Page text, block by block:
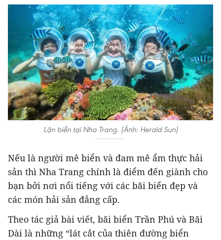
Lặn biển tại Nha Trang. (Ảnh: Herald Sun)
Nếu là người mê biển và đam mê ẩm thực hải
sản thì Nha Trang chính là điểm đến giành cho
bạn bởi nơi nổi tiếng với các bãi biển đẹp và
các món hải sản đẳng cấp.
Theo tác giả bài viết, bãi biển Trần Phú và Bãi
Dài là những “lát cắt của thiên đường biển